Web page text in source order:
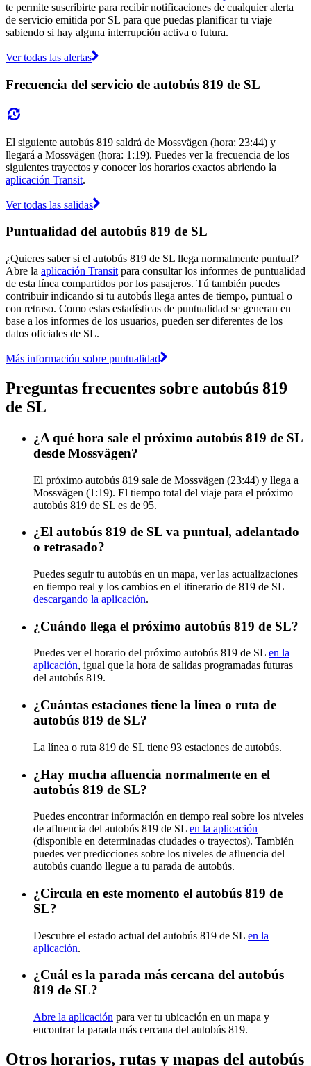
te permite suscribirte para recibir notificaciones de cualquier alerta
de servicio emitida por SL para que puedas planificar tu viaje
sabiendo si hay alguna interrupción activa o futura.
Ver todas las alertas
Frecuencia del servicio de autobús 819 de SL
El siguiente autobús 819 saldrá de Mossvägen (hora: 23:44) y
llegará a Mossvägen (hora: 1:19). Puedes ver la frecuencia de los
siguientes trayectos y conocer los horarios exactos abriendo la
aplicación Transit.
Ver todas las salidas
Puntualidad del autobús 819 de SL
¿Quieres saber si el autobús 819 de SL llega normalmente puntual?
Abre la aplicación Transit para consultar los informes de puntualidad
de esta línea compartidos por los pasajeros. Tú también puedes
contribuir indicando si tu autobús llega antes de tiempo, puntual o
con retraso. Como estas estadísticas de puntualidad se generan en
base a los informes de los usuarios, pueden ser diferentes de los
datos oficiales de SL.
Más información sobre puntualidad
Preguntas frecuentes sobre autobús 819
de SL
¿A qué hora sale el próximo autobús 819 de SL
desde Mossvägen?
El próximo autobús 819 sale de Mossvägen (23:44) y llega a
Mossvägen (1:19). El tiempo total del viaje para el próximo
autobús 819 de SL es de 95.
¿El autobús 819 de SL va puntual, adelantado
o retrasado?
Puedes seguir tu autobús en un mapa, ver las actualizaciones
en tiempo real y los cambios en el itinerario de 819 de SL
descargando la aplicación.
¿Cuándo llega el próximo autobús 819 de SL?
Puedes ver el horario del próximo autobús 819 de SL en la
aplicación, igual que la hora de salidas programadas futuras
del autobús 819.
¿Cuántas estaciones tiene la línea o ruta de
autobús 819 de SL?
La línea o ruta 819 de SL tiene 93 estaciones de autobús.
¿Hay mucha afluencia normalmente en el
autobús 819 de SL?
Puedes encontrar información en tiempo real sobre los niveles
de afluencia del autobús 819 de SL en la aplicación
(disponible en determinadas ciudades o trayectos). También
puedes ver predicciones sobre los niveles de afluencia del
autobús cuando llegue a tu parada de autobús.
¿Circula en este momento el autobús 819 de
SL?
Descubre el estado actual del autobús 819 de SL en la
aplicación.
¿Cuál es la parada más cercana del autobús
819 de SL?
Abre la aplicación para ver tu ubicación en un mapa y
encontrar la parada más cercana del autobús 819.
Otros horarios, rutas y mapas del autobús